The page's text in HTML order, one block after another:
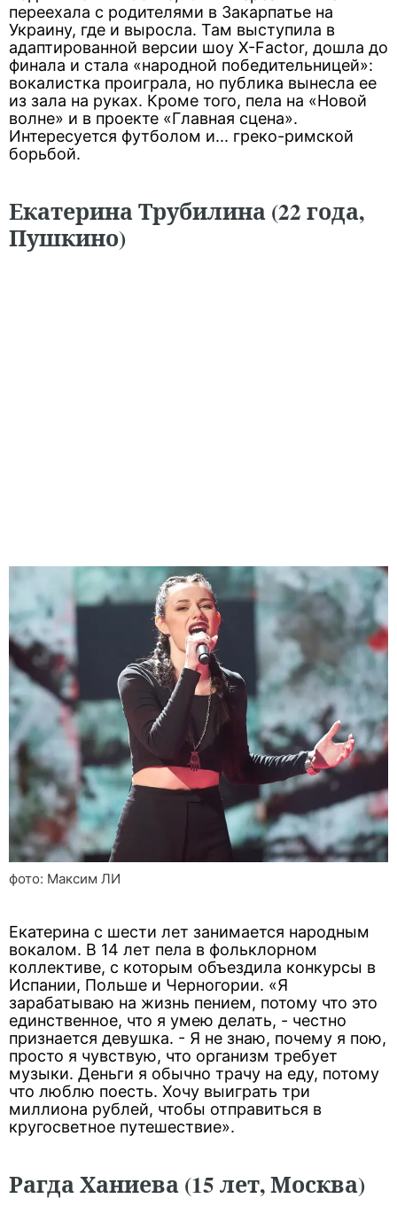
переехала с родителями в Закарпатье на
Украину, где и выросла. Там выступила в
адаптированной версии шоу X-Factor, дошла до
финала и стала «народной победительницей»:
вокалистка проиграла, но публика вынесла ее
из зала на руках. Кроме того, пела на «Новой
волне» и в проекте «Главная сцена».
Интересуется футболом и... греко-римской
борьбой.
Екатерина Трубилина (22 года,
Пушкино)
фото: Максим ЛИ
Екатерина с шести лет занимается народным
вокалом. В 14 лет пела в фольклорном
коллективе, с которым объездила конкурсы в
Испании, Польше и Черногории. «Я
зарабатываю на жизнь пением, потому что это
единственное, что я умею делать, - честно
признается девушка. - Я не знаю, почему я пою,
просто я чувствую, что организм требует
музыки. Деньги я обычно трачу на еду, потому
что люблю поесть. Хочу выиграть три
миллиона рублей, чтобы отправиться в
кругосветное путешествие».
Рагда Ханиева (15 лет, Москва)